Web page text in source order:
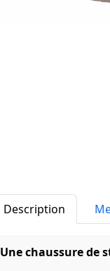
Description
Une chaussure de